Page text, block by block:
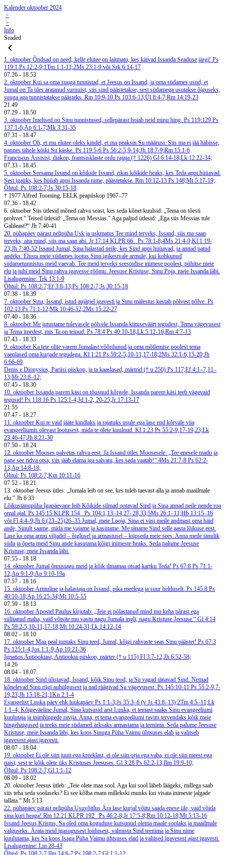
Kalender oktoober 2024
<
>
Info
Seaded
1. oktoober Õndsad on need, kelle elutee on laitmatu, kes käivad Issanda Seaduse järgi! Ps
119:1 Ps 12:2-9;1Tm 1:1-11;2Ms 23:1-9 või Srk 6:14-17
07.26 - 18.53
2. oktoober Kui sa oma suuga tunnistad, et Jeesus on Issand, ja oma südames usud, et
Jumal on Ta üles äratanud surnuist, siis sind päästetakse, sest südamega usutakse õiguseks,
suuga aga tunnistatakse päästeks. Rm 10:9-10 Ps 103:6-13;Ül 8:4-7;Rm 14:19-23
21.49
07.29 - 18.50
3. oktoober Imelised on Sinu tunnistused, sellepärast hoiab neid minu hing. Ps 119:129 Ps
137:1-6;Ap 6:1-7;Mk 3:31-35
07.31 - 18.47
4. oktoober Oh, et mu elutee oleks kindel, et ma peaksin Su määrusi. Siis ma ei jää häbisse,
pannes tähele kõiki Su käske. Ps 119:5-6 Ps 56:2-5,9-14;Jh 18:7-9;Rm 15:1-6
Franciscus Assisist, diakon, frantsisklaste ordu rajaja († 1226) Gl 6:14-18;Lk 12:22-34;
07.33 - 18.45
5. oktoober Seesama Issand on kõikide Issand, rikas kõikide heaks, kes Teda appi hüüavad.
Sest igaüks, kes hüüab appi Issanda nime, päästetakse. Rm 10:12-13 Ps 148;Mt 5:17-19;
Õhtul: Ps 108:2-7;Js 30:15-18
† 1977 Alfred Tooming, EELK peapiiskop 1967–77
07.36 - 18.42
6. oktoober Siis ütlesid mõned rahva seast, kes seda kõnet kuulsid: „Tema on tõesti
prohvet.“ Teised ütlesid: „Tema on Messias.“ Aga paljud ütlesid: „Ega siis Messias tule
Galileast?“ Jh 7:40-41
20. pühapäev pärast nelipüha Usk ja uskmatus Tee mind terveks, Issand, siis ma saan
terveks; aita mind, siis ma saan abi. Jr 17:14 KLPR 66
Ps 78:1-8;4Ms 21:4-9;Kl 1:19-
23;Jh 7:40-52 Issand Jumal, Sina halastad neile, kes Sind appi hüüavad, ja annad patud
andeks. Elusta meie südames lootus Sinu igikestvale armule, kui kohkunud
südametunnistus meid vaevab. Tee meid terveks seespidise inimese poolest, pühitse meie
elu ja juhi meid Sinu rahva igavesse rõõmu. Jeesuse Kristuse, Sinu Poja, meie Issanda läbi.
Lisalugemine: Trk 13:1-9
Õhtul: Ps 108:2-7;Ef 3:8-13;Ps 108:2-7;Js 30:15-18
07.38 - 18.39
7. oktoober Sina, Issand, istud aujärjel igavesti ja Sinu mälestus kestab põlvest põlve. Ps
102:13 Ps 71:1-12;Mk 10:46-52;2Ms 15:22-27
07.40 - 18.36
8. oktoober Me jutustame tulevasele põlvele Issanda kiituseväärt tegudest, Tema vägevusest
ja Tema imedest, mis Ta on teinud. Ps 78:4 Ps 40:10-18;Lk 5:12-16;Rm 4:7-13
07.43 - 18.33
9. oktoober Ka teie olite varem Jumalast võõrdunud ja oma mõtlemise poolest tema
vaenlased oma kurjade tegudega. Kl 1:21 Ps 59:2-5,10-11,17-18;2Ms 32:1-6,15-20;Jh
6:66-69
Denis e Dionysius, Pariisi piiskop, ja ta kaaslased, märtrid († u 250) Ps 117;Ef 4:1–7,11–
13;Mt 23:8–12;
07.45 - 18.30
10. oktoober Issanda parem käsi on tõusnud kõrgele, Issanda parem käsi teeb vägevaid
tegusid! Ps 118:16 Ps 125:1-4;Jd 1-2, 20-25;Jr 17:13-17
21.55
07.47 - 18.27
11. oktoober Kui te vaid jääte kindlaks ja rajatuks usule ega lase end kõrvale viia
evangeeliumis olevast lootusest, mida te olete kuulnud. Kl 1:23 Ps 55:2-9,17-19,23;Lk
23:46-47;Jh 8:21-30
07.50 - 18.24
12. oktoober Mooses palvetas rahva eest. Ja Issand ütles Moosesele: „Tee enesele madu ja
pane see ridva otsa, siis jääb elama iga salvatu, kes seda vaatab!“ 4Ms 21:7-8 Ps 62:2-
13;Ap 14:8-18;
Õhtul: Ps 108:2-7;Km 10:11-16
07.52 - 18.21
13. oktoober Jeesus ütles: „Jumala leib on see, kes tuleb taevast alla ja annab maailmale
elu.” Jh 6:33
Lõikustänupüha Igapäevane leib Kõikide silmad ootavad Sind ja Sina annad neile nende roa
omal ajal. Ps 145:15 KLPR 154
Ps 104:1,13–14,27–28,33;5Ms 26:1–11;Hb 13:15–16
või Fl 4:4–9;Jh 6:(23–25)26–35 Jumal, meie Looja, Sina ei väsi meile andmast oma häid
ande, Sinult saame, mida me vajame ja kasutame. Me täname Sind selle aasta lõikuse eest.
Lase ka oma armu viljadel – õiglusel ja armastusel – küpseda meie sees. Anna meile tänulik
süda ja õpeta meid Sinu ande kasutama kõigi inimeste heaks. Seda palume Jeesuse
Kristuse, meie Issanda läbi.
07.55 - 18.18
14. oktoober Jumal õnnistagu meid ja kõik ilmamaa otsad kartku Teda! Ps 67:8 Ps 71:1-
12;Ap 9:1-9;Ap 9:10-19a
07.57 - 18.16
15. oktooberArmuline ja halastaja on Issand, pika meelega ja suur helduselt. Ps 145:8 Ps
40:10-18;Ap 16:25-34;Mt 10:5-15
07.59 - 18.13
16. oktooberApostel Paulus kirjutab: „Teie ei põlastanud mind mu keha pärast ega
sülitanud maha, vaid võtsite mu vastu nagu Jumala ingli, nagu Kristuse Jeesuse.“ Gl 4:14
Ps 59:2-5,10-11,17-18;Mt 10:24-31;Lk 14:12-14
08.02 - 18.10
17. oktoober Maa peal tuntaks Sinu teed, Jumal, kõigi rahvaste seas Sinu päästet! Ps 67:3
Ps 125:1-4;Jos 1:1-9;Ap 10:21-36
Ignatios Antiookiast, Antiookia piiskop, märter († u 115) Fl 3:7-12;Jh 6:52-58;
14.26
08.04 - 18.07
18. oktoober Sind ülistavad, Issand, kõik Sinu teod, ja Su vagad tänavad Sind. Nemad
kõnelevad Sinu riigi auhiilgusest ja nad räägivad Su vägevusest. Ps 145:10-11 Ps 55:2-9,7-
19,23;Jh 15:18-21;1Kn 2:1-4
Evangelist Luuka päev ehk luukapäev Ps 1:1-3;Js 35:3–6 (v Js 43:8–13);2Tm 4:5–11;Lk
1:1–4; Kõigeväeline Jumal, Sina kutsusid arst Luuka, et temast saaks Sinu evangeeliumi
kuulutaja ja inimhingede ravija. Anna, et tema evangeeliumi ravim tervendaks kõik meie
hingehaigused ja teeks meie südamed ärksaks armastama ja teenima. Seda palume Jeesuse
Kristuse, meie Issanda läbi, kes koos Sinuga Püha Vaimu ühtsuses elab ja valitseb
igavesest ajast igavesti.
08.07 - 18.04
19. oktoober Ei ole siin juuti ega kreeklast, ei ole siin orja ega vaba, ei ole siin meest ega
naist, sest te kõik olete üks Kristuses Jeesuses. Gl 3:28 Ps 62:2-13;Ilm 19:9-10;
Õhtul: Ps 108:2-7;Gl 1:1-12
08.09 - 18.02
20. oktoober Jeesus ütleb: „Teie olete maa sool. Aga kui sool läheb läägeks, millega saab
siis teha seda soolaseks? Ei see kõlba enam millekski muuks kui visata inimeste jalgade
tallata.“ Mt 5:13
22. pühapäev pärast nelipüha Usuvõitlus Ära lase kurjal võitu saada enese üle, vaid võida
sina kuri heaga! Rm 12:21 KLPR 192
Ps 46:2-8;Jr 17:5-8;Rm 10:12-18;Mt 5:13-16
Issand Jeesus Kristus, Sa oled oma koguduse kutsunud olema maale soolaks ja maailmale
valguseks. Ärata meid igasugusest loidusest, valmista Sind teenima ja Sinu nime
kuulutama, kes Sa koos Isaga Püha Vaimu ühtsuses elad ja valitsed igavesest ajast igavesti.
Lisalugemine: Lm 28-43
Õhtul: Ps 108:2-7;Ilm 14:6-7;Ps 108:2-7;Gl 1:1-12